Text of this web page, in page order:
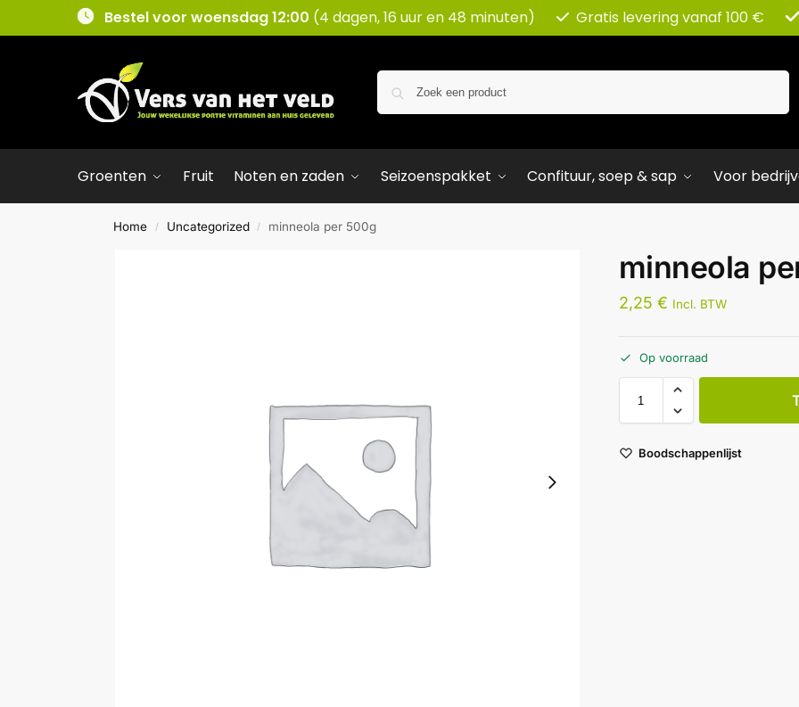
Bestel voor woensdag 12:00 (4 dagen, 16 uur en 48 minuten) Gratis levering vanaf 100 €
Groenten Fruit Noten en zaden Seizoenspakket Confituur, soep & sap Voor
Home / Uncategorized / minneola per 500g
minneola
2,25 € Incl. BTW
Op voorraad
Boodschappenlijst